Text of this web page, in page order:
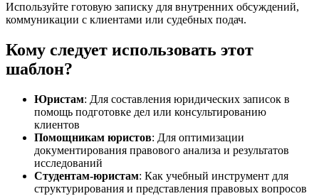
Используйте готовую записку для внутренних обсуждений,
коммуникации с клиентами или судебных подач.
Кому следует использовать этот
шаблон?
Юристам: Для составления юридических записок в
помощь подготовке дел или консультированию
клиентов
Помощникам юристов: Для оптимизации
документирования правового анализа и результатов
исследований
Студентам-юристам: Как учебный инструмент для
структурирования и представления правовых вопросов